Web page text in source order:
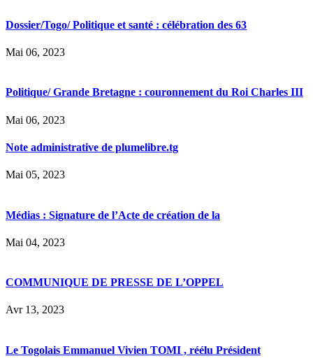
Dossier/Togo/ Politique et santé : célébration des 63
Mai 06, 2023
Politique/ Grande Bretagne : couronnement du Roi Charles III
Mai 06, 2023
Note administrative de plumelibre.tg
Mai 05, 2023
Médias : Signature de l’Acte de création de la
Mai 04, 2023
COMMUNIQUE DE PRESSE DE L’OPPEL
Avr 13, 2023
Le Togolais Emmanuel Vivien TOMI , réélu Président